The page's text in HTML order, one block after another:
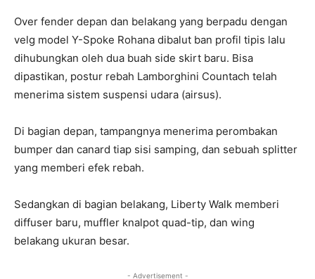
Over fender depan dan belakang yang berpadu dengan
velg model Y-Spoke Rohana dibalut ban profil tipis lalu
dihubungkan oleh dua buah side skirt baru. Bisa
dipastikan, postur rebah Lamborghini Countach telah
menerima sistem suspensi udara (airsus).
Di bagian depan, tampangnya menerima perombakan
bumper dan canard tiap sisi samping, dan sebuah splitter
yang memberi efek rebah.
Sedangkan di bagian belakang, Liberty Walk memberi
diffuser baru, muffler knalpot quad-tip, dan wing
belakang ukuran besar.
- Advertisement -